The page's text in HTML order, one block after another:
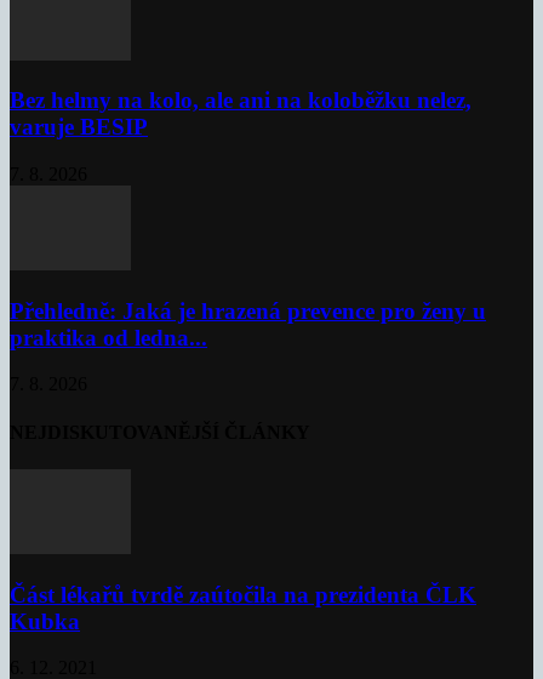
Bez helmy na kolo, ale ani na koloběžku nelez,
varuje BESIP
Přehledně: Jaká je hrazená prevence pro ženy u
praktika od ledna...
Část lékařů tvrdě zaútočila na prezidenta ČLK
Kubka